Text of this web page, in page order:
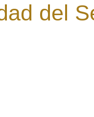
del